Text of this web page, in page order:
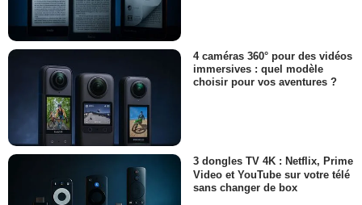
4 caméras 360° pour des vidéos
immersives : quel modèle
choisir pour vos aventures ?
3 dongles TV 4K : Netflix, Prime
Video et YouTube sur votre télé
sans changer de box